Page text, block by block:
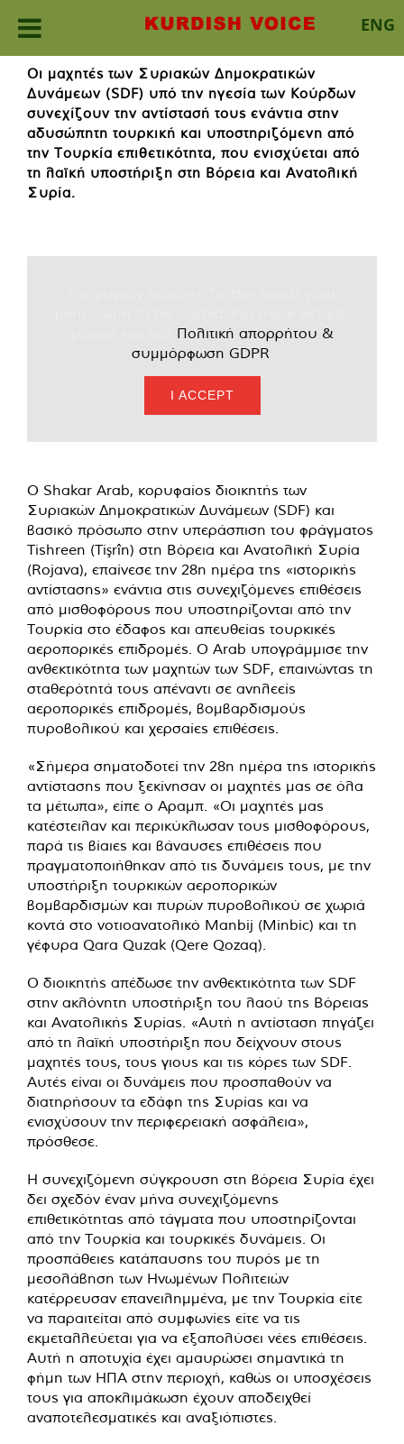
ENG
content
Οι μαχητές των Συριακών Δημοκρατικών
Δυνάμεων (SDF) υπό την ηγεσία των Κούρδων
συνεχίζουν την αντίστασή τους ενάντια στην
αδυσώπητη τουρκική και υποστηριζόμενη από
την Τουρκία επιθετικότητα, που ενισχύεται από
τη λαϊκή υποστήριξη στη Βόρεια και Ανατολική
Συρία.
Πολιτική απορρήτου &
συμμόρφωση GDPR
I ACCEPT
Ο Shakar Arab, κορυφαίος διοικητής των
Συριακών Δημοκρατικών Δυνάμεων (SDF) και
βασικό πρόσωπο στην υπεράσπιση του φράγματος
Tishreen (Tişrîn) στη Βόρεια και Ανατολική Συρία
(Rojava), επαίνεσε την 28η ημέρα της «ιστορικής
αντίστασης» ενάντια στις συνεχιζόμενες επιθέσεις
από μισθοφόρους που υποστηρίζονται από την
Τουρκία στο έδαφος και απευθείας τουρκικές
αεροπορικές επιδρομές. Ο Arab υπογράμμισε την
ανθεκτικότητα των μαχητών των SDF, επαινώντας τη
σταθερότητά τους απέναντι σε ανηλεείς
αεροπορικές επιδρομές, βομβαρδισμούς
πυροβολικού και χερσαίες επιθέσεις.
«Σήμερα σηματοδοτεί την 28η ημέρα της ιστορικής
αντίστασης που ξεκίνησαν οι μαχητές μας σε όλα
τα μέτωπα», είπε ο Αραμπ. «Οι μαχητές μας
κατέστειλαν και περικύκλωσαν τους μισθοφόρους,
παρά τις βίαιες και βάναυσες επιθέσεις που
πραγματοποιήθηκαν από τις δυνάμεις τους, με την
υποστήριξη τουρκικών αεροπορικών
βομβαρδισμών και πυρών πυροβολικού σε χωριά
κοντά στο νοτιοανατολικό Manbij (Minbic) και τη
γέφυρα Qara Quzak (Qere Qozaq).
Ο διοικητής απέδωσε την ανθεκτικότητα των SDF
στην ακλόνητη υποστήριξη του λαού της Βόρειας
και Ανατολικής Συρίας. «Αυτή η αντίσταση πηγάζει
από τη λαϊκή υποστήριξη που δείχνουν στους
μαχητές τους, τους γιους και τις κόρες των SDF.
Αυτές είναι οι δυνάμεις που προσπαθούν να
διατηρήσουν τα εδάφη της Συρίας και να
ενισχύσουν την περιφερειακή ασφάλεια»,
πρόσθεσε.
Η συνεχιζόμενη σύγκρουση στη βόρεια Συρία έχει
δει σχεδόν έναν μήνα συνεχιζόμενης
επιθετικότητας από τάγματα που υποστηρίζονται
από την Τουρκία και τουρκικές δυνάμεις. Οι
προσπάθειες κατάπαυσης του πυρός με τη
μεσολάβηση των Ηνωμένων Πολιτειών
κατέρρευσαν επανειλημμένα, με την Τουρκία είτε
να παραιτείται από συμφωνίες είτε να τις
εκμεταλλεύεται για να εξαπολύσει νέες επιθέσεις.
Αυτή η αποτυχία έχει αμαυρώσει σημαντικά τη
φήμη των ΗΠΑ στην περιοχή, καθώς οι υποσχέσεις
τους για αποκλιμάκωση έχουν αποδειχθεί
αναποτελεσματικές και αναξιόπιστες.